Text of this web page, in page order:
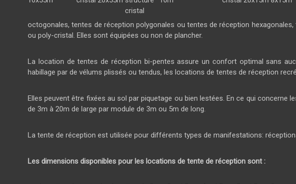
octogonales, tentes de réception polygonales ou tentes de réception
ou poly-cristal. Elles sont équipées ou non de plancher.
La location de tentes de réception bi-pentes assure un confort optimal sans
habillage par de vélums plissés ou tendus, les locations de tentes de réception
Elles peuvent être fixées au sol par piquetage ou bien lestées. En ce qui concerne
de 3m à 20m de large par module de 3m ou 5m de long.
La tente de réception est utilisée pour différents types de manifestations:
Les dimensions disponibles pour les locations de tente de réception sont :